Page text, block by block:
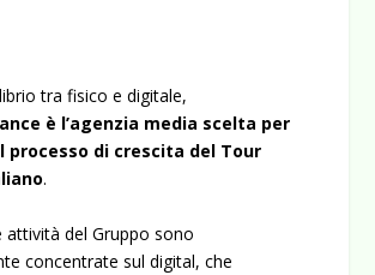
tra fisico e digitale,
è l’agenzia media scelta per
processo di crescita del Tour
.
attività del Gruppo sono
concentrate sul digital, che